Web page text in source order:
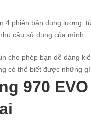
4 phiên bản dung lượng,
cầu sử dụng của mình.
cho phép bạn dễ dàng
có thể biết được những
970